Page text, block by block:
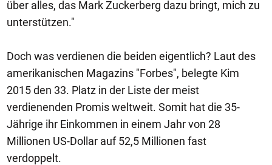
über alles, das Mark Zuckerberg dazu bringt, mich zu
unterstützen."
Doch was verdienen die beiden eigentlich? Laut des
amerikanischen Magazins "Forbes", belegte Kim
2015 den 33. Platz in der Liste der meist
verdienenden Promis weltweit. Somit hat die 35-
Jährige ihr Einkommen in einem Jahr von 28
Millionen US-Dollar auf 52,5 Millionen fast
verdoppelt.